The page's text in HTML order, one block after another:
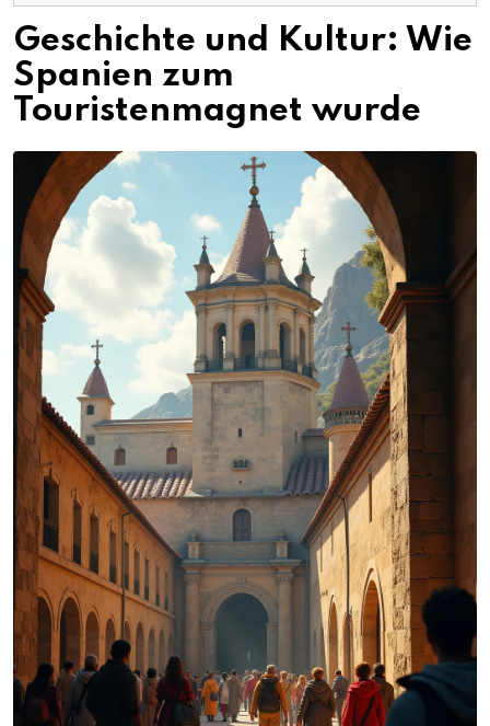
Geschichte und Kultur: Wie
Spanien zum
Touristenmagnet wurde